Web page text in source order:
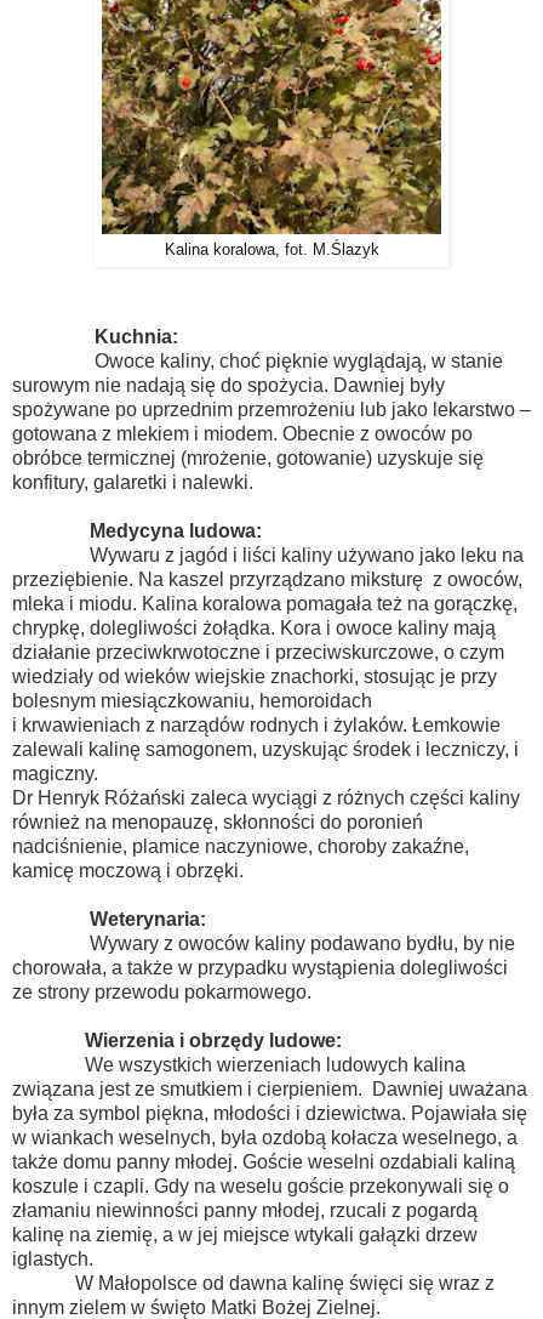
Kalina koralowa, fot. M.Ślazyk
Kuchnia:
Owoce kaliny, choć pięknie wyglądają, w stanie
surowym nie nadają się do spożycia. Dawniej były
spożywane po uprzednim przemrożeniu lub jako lekarstwo –
gotowana z mlekiem i miodem. Obecnie z owoców po
obróbce termicznej (mrożenie, gotowanie) uzyskuje się
konfitury, galaretki i nalewki.
Medycyna ludowa:
Wywaru z jagód i liści kaliny używano jako leku na
przeziębienie. Na kaszel przyrządzano miksturę z owoców,
mleka i miodu. Kalina koralowa pomagała też na gorączkę,
chrypkę, dolegliwości żołądka. Kora i owoce kaliny mają
działanie przeciwkrwotoczne i przeciwskurczowe, o czym
wiedziały od wieków wiejskie znachorki, stosując je przy
bolesnym miesiączkowaniu, hemoroidach
i krwawieniach z narządów rodnych i żylaków. Łemkowie
zalewali kalinę samogonem, uzyskując środek i leczniczy, i
magiczny.
Dr Henryk Różański zaleca wyciągi z różnych części kaliny
również na menopauzę, skłonności do poronień
nadciśnienie, plamice naczyniowe, choroby zakaźne,
kamicę moczową i obrzęki.
Weterynaria:
Wywary z owoców kaliny podawano bydłu, by nie
chorowała, a także w przypadku wystąpienia dolegliwości
ze strony przewodu pokarmowego.
Wierzenia i obrzędy ludowe:
We wszystkich wierzeniach ludowych kalina
związana jest ze smutkiem i cierpieniem. Dawniej uważana
była za symbol piękna, młodości i dziewictwa. Pojawiała się
w wiankach weselnych, była ozdobą kołacza weselnego, a
także domu panny młodej. Goście weselni ozdabiali kaliną
koszule i czapli. Gdy na weselu goście przekonywali się o
złamaniu niewinności panny młodej, rzucali z pogardą
kalinę na ziemię, a w jej miejsce wtykali gałązki drzew
iglastych.
W Małopolsce od dawna kalinę święci się wraz z
innym zielem w święto Matki Bożej Zielnej.